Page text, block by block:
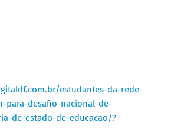
estudantes-da-rede-
para-desafio-nacional-de-
de-estado-de-educacao/?